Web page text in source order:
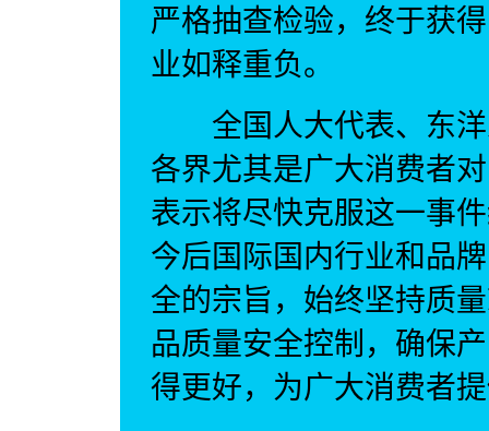
严格抽查检验，终于获
业如释重负。
全国人大代表、东洋
各界尤其是广大消费者
表示将尽快克服这一事
今后国际国内行业和品
全的宗旨，始终坚持质
品质量安全控制，确保
得更好，为广大消费者